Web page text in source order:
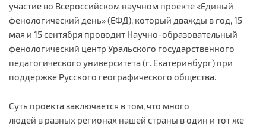
участие во Всероссийском научном проекте «Единый
фенологический день» (ЕФД), который дважды в год, 15
мая и 15 сентября проводит Научно-образовательный
фенологический центр Уральского государственного
педагогического университета (г. Екатеринбург) при
поддержке Русского географического общества.
Суть проекта заключается в том, что много
людей в разных регионах нашей страны в один и тот же